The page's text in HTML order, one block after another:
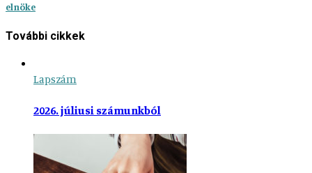
elnöke
További cikkek
Lapszám
2026. júliusi számunkból